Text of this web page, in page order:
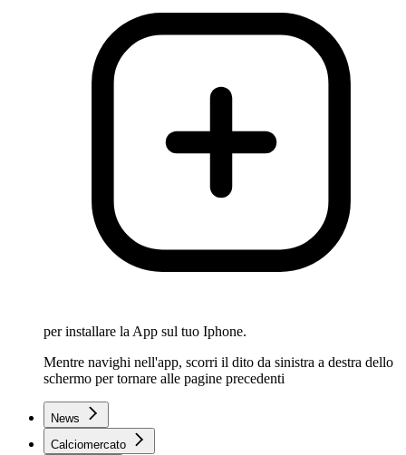
per installare la App sul tuo Iphone.
Mentre navighi nell'app, scorri il dito da sinistra a destra dello
schermo per tornare alle pagine precedenti
News
Calciomercato